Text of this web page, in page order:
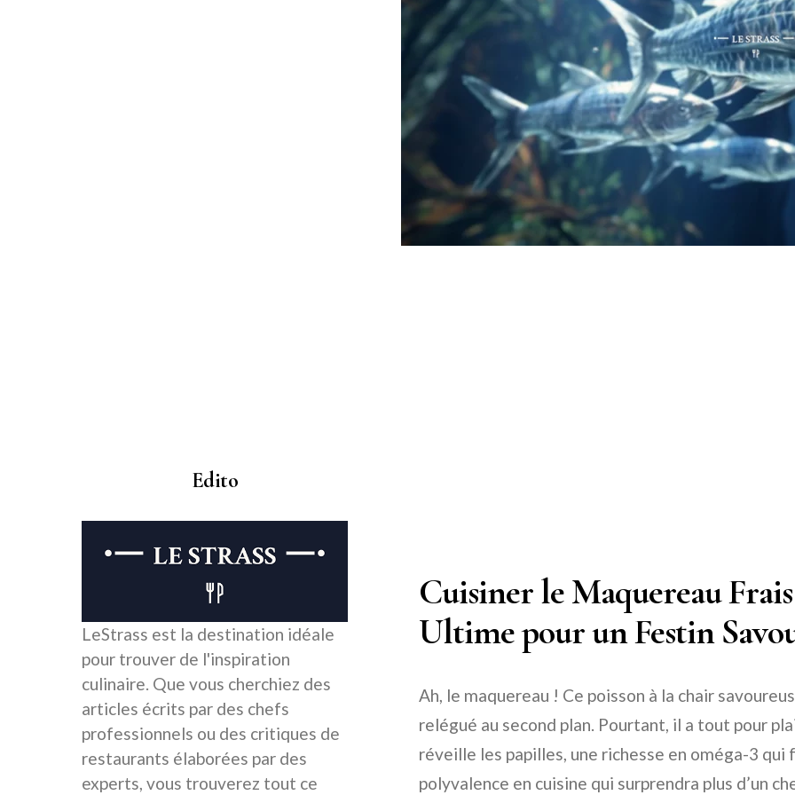
Cuisiner le Maquereau
Ultime pour un Festin
Ah, le maquereau ! Ce poisson à la chair
relégué au second plan. Pourtant, il a tout pour
réveille les papilles, une richesse en oméga-3 qui
polyvalence en cuisine qui surprendra plus d’un
Edito
LeStrass est la destination idéale
pour trouver de l'inspiration
culinaire. Que vous cherchiez des
articles écrits par des chefs
professionnels ou des critiques de
restaurants élaborées par des
experts, vous trouverez tout ce